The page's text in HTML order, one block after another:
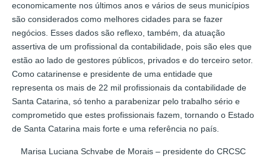
economicamente nos últimos anos e vários de seus municípios
são considerados como melhores cidades para se fazer
negócios. Esses dados são reflexo, também, da atuação
assertiva de um profissional da contabilidade, pois são eles que
estão ao lado de gestores públicos, privados e do terceiro setor.
Como catarinense e presidente de uma entidade que
representa os mais de 22 mil profissionais da contabilidade de
Santa Catarina, só tenho a parabenizar pelo trabalho sério e
comprometido que estes profissionais fazem, tornando o Estado
de Santa Catarina mais forte e uma referência no país.
Marisa Luciana Schvabe de Morais – presidente do CRCSC